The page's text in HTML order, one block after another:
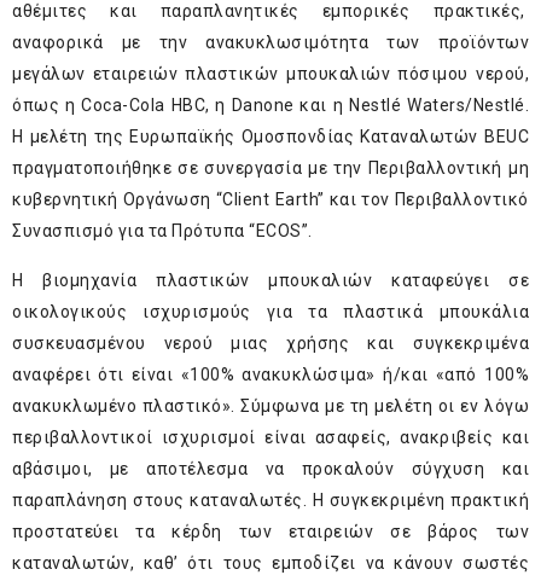
αθέμιτες και παραπλανητικές εμπορικές πρακτικές,
αναφορικά με την ανακυκλωσιμότητα των προϊόντων
μεγάλων εταιρειών πλαστικών μπουκαλιών πόσιμου νερού,
όπως η Coca-Cola HBC, η Danone και η Nestlé Waters/Nestlé.
Η μελέτη της Ευρωπαϊκής Ομοσπονδίας Καταναλωτών BEUC
πραγματοποιήθηκε σε συνεργασία με την Περιβαλλοντική μη
κυβερνητική Οργάνωση “Client Earth” και τον Περιβαλλοντικό
Συνασπισμό για τα Πρότυπα “ECOS”.
Η βιομηχανία πλαστικών μπουκαλιών καταφεύγει σε
οικολογικούς ισχυρισμούς για τα πλαστικά μπουκάλια
συσκευασμένου νερού μιας χρήσης και συγκεκριμένα
αναφέρει ότι είναι «100% ανακυκλώσιμα» ή/και «από 100%
ανακυκλωμένο πλαστικό». Σύμφωνα με τη μελέτη οι εν λόγω
περιβαλλοντικοί ισχυρισμοί είναι ασαφείς, ανακριβείς και
αβάσιμοι, με αποτέλεσμα να προκαλούν σύγχυση και
παραπλάνηση στους καταναλωτές. Η συγκεκριμένη πρακτική
προστατεύει τα κέρδη των εταιρειών σε βάρος των
καταναλωτών, καθ’ ότι τους εμποδίζει να κάνουν σωστές